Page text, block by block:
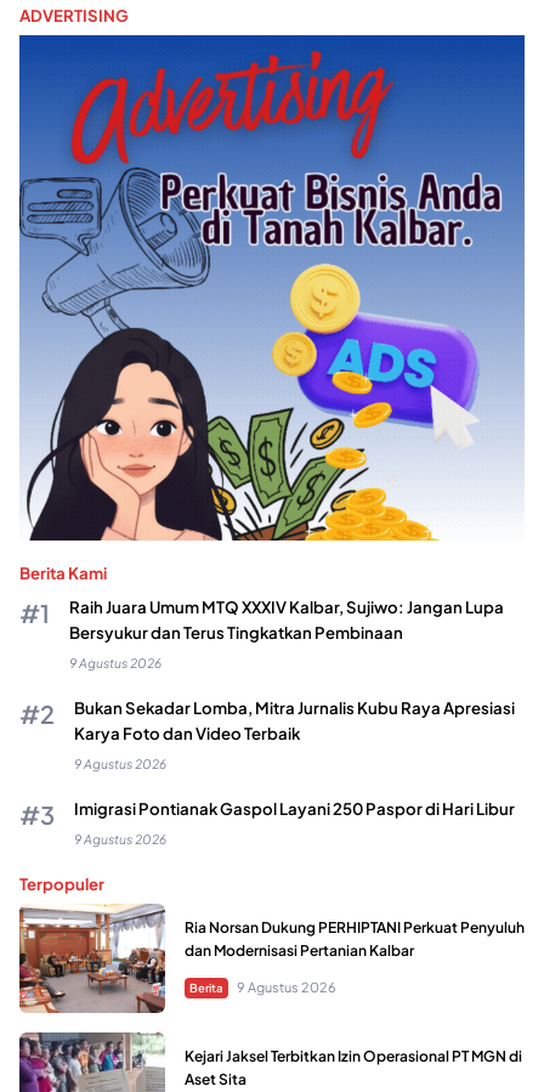
ADVERTISING
Berita Kami
Raih Juara Umum MTQ XXXIV Kalbar, Sujiwo: Jangan Lupa
Bersyukur dan Terus Tingkatkan Pembinaan
9 Agustus 2026
Bukan Sekadar Lomba, Mitra Jurnalis Kubu Raya Apresiasi
Karya Foto dan Video Terbaik
9 Agustus 2026
Imigrasi Pontianak Gaspol Layani 250 Paspor di Hari Libur
9 Agustus 2026
Terpopuler
Ria Norsan Dukung PERHIPTANI Perkuat Penyuluh
dan Modernisasi Pertanian Kalbar
Berita 9 Agustus 2026
Kejari Jaksel Terbitkan Izin Operasional PT MGN di
Aset Sita